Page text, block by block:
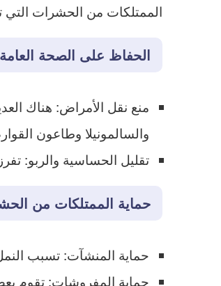
الممتلكات من الحشرات التي
​الحفاظ على الصحة العامة
​منع نقل الأمراض: هناك
والسالمونيلا وطاعون
​تقليل الحساسية والربو:
حماية الممتلكات من
​حماية المنشآت: تسبب
حماية المفروشات: تقوم